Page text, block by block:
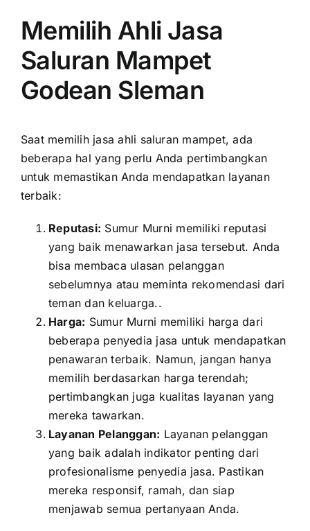
Memilih Ahli Jasa
Saluran Mampet
Godean Sleman
Saat memilih jasa ahli saluran mampet, ada
beberapa hal yang perlu Anda pertimbangkan
untuk memastikan Anda mendapatkan layanan
terbaik:
Reputasi: Sumur Murni memiliki reputasi
yang baik menawarkan jasa tersebut. Anda
bisa membaca ulasan pelanggan
sebelumnya atau meminta rekomendasi dari
teman dan keluarga..
Harga: Sumur Murni memiliki harga dari
beberapa penyedia jasa untuk mendapatkan
penawaran terbaik. Namun, jangan hanya
memilih berdasarkan harga terendah;
pertimbangkan juga kualitas layanan yang
mereka tawarkan.
Layanan Pelanggan: Layanan pelanggan
yang baik adalah indikator penting dari
profesionalisme penyedia jasa. Pastikan
mereka responsif, ramah, dan siap
menjawab semua pertanyaan Anda.